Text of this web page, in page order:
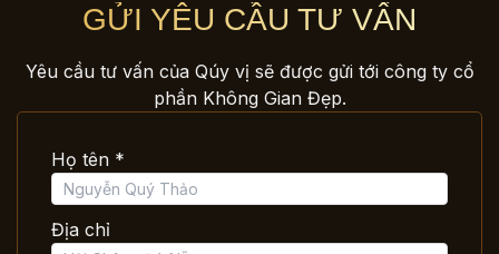
GỬI YÊU CẦU TƯ VẤN
Yêu cầu tư vấn của Qúy vị sẽ được gửi tới công ty cổ
phần Không Gian Đẹp.
Họ tên *
Địa chỉ